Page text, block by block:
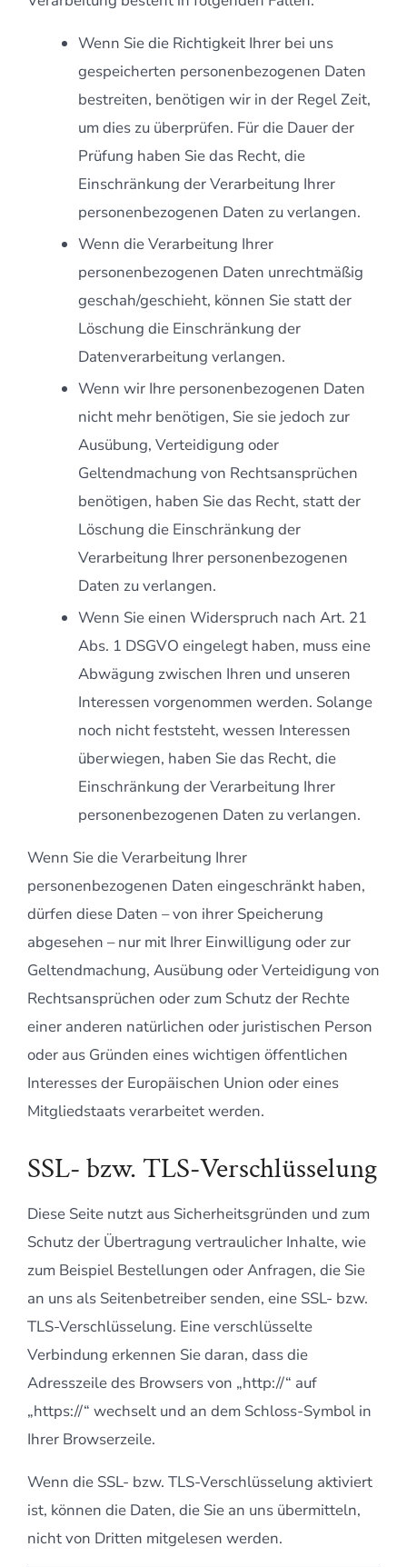
Wenn Sie die Richtigkeit Ihrer bei uns
gespeicherten personenbezogenen Daten
bestreiten, benötigen wir in der Regel Zeit,
um dies zu überprüfen. Für die Dauer der
Prüfung haben Sie das Recht, die
Einschränkung der Verarbeitung Ihrer
personenbezogenen Daten zu verlangen.
Wenn die Verarbeitung Ihrer
personenbezogenen Daten unrechtmäßig
geschah/geschieht, können Sie statt der
Löschung die Einschränkung der
Datenverarbeitung verlangen.
Wenn wir Ihre personenbezogenen Daten
nicht mehr benötigen, Sie sie jedoch zur
Ausübung, Verteidigung oder
Geltendmachung von Rechtsansprüchen
benötigen, haben Sie das Recht, statt der
Löschung die Einschränkung der
Verarbeitung Ihrer personenbezogenen
Daten zu verlangen.
Wenn Sie einen Widerspruch nach Art. 21
Abs. 1 DSGVO eingelegt haben, muss eine
Abwägung zwischen Ihren und unseren
Interessen vorgenommen werden. Solange
noch nicht feststeht, wessen Interessen
überwiegen, haben Sie das Recht, die
Einschränkung der Verarbeitung Ihrer
personenbezogenen Daten zu verlangen.
Wenn Sie die Verarbeitung Ihrer
personenbezogenen Daten eingeschränkt haben,
dürfen diese Daten – von ihrer Speicherung
abgesehen – nur mit Ihrer Einwilligung oder zur
Geltendmachung, Ausübung oder Verteidigung von
Rechtsansprüchen oder zum Schutz der Rechte
einer anderen natürlichen oder juristischen Person
oder aus Gründen eines wichtigen öffentlichen
Interesses der Europäischen Union oder eines
Mitgliedstaats verarbeitet werden.
SSL- bzw. TLS-Verschlüsselung
Diese Seite nutzt aus Sicherheitsgründen und zum
Schutz der Übertragung vertraulicher Inhalte, wie
zum Beispiel Bestellungen oder Anfragen, die Sie
an uns als Seitenbetreiber senden, eine SSL- bzw.
TLS-Verschlüsselung. Eine verschlüsselte
Verbindung erkennen Sie daran, dass die
Adresszeile des Browsers von „http://“ auf
„https://“ wechselt und an dem Schloss-Symbol in
Ihrer Browserzeile.
Wenn die SSL- bzw. TLS-Verschlüsselung aktiviert
ist, können die Daten, die Sie an uns übermitteln,
nicht von Dritten mitgelesen werden.